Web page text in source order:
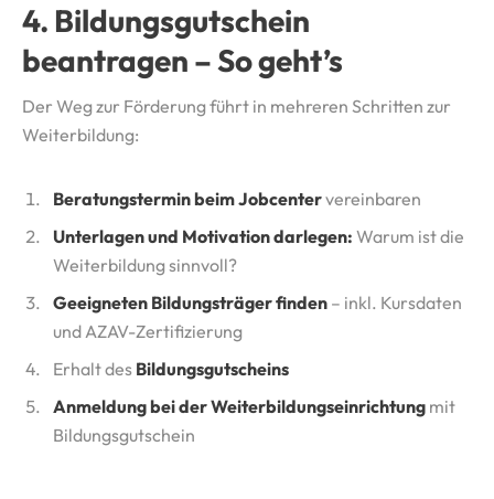
4. Bildungsgutschein
beantragen – So geht’s
Der Weg zur Förderung führt in mehreren Schritten zur
Weiterbildung:
Beratungstermin beim Jobcentervereinbaren
Unterlagen und Motivation darlegen: Warum ist die
Weiterbildung sinnvoll?
Geeigneten Bildungsträger finden – inkl. Kursdaten
und AZAV-Zertifizierung
Erhalt des Bildungsgutscheins
Anmeldung bei der Weiterbildungseinrichtung mit
Bildungsgutschein